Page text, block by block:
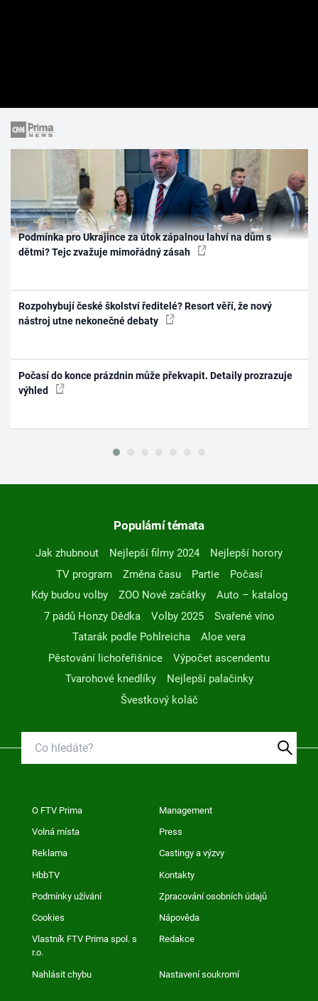
Podmínka pro Ukrajince za útok zápalnou lahví na dům s
dětmi? Tejc zvažuje mimořádný zásah
Rozpohybují české školství ředitelé? Resort věří, že nový
nástroj utne nekonečné debaty
Počasí do konce prázdnin může překvapit. Detaily prozrazuje
výhled
Populární témata
Jak zhubnout Nejlepší filmy 2024
Nejlepší horory
TV program
Změna času Partie
Počasí
Kdy budou volby
ZOO Nové začátky
Auto – katalog
7 pádů Honzy Dědka
Volby 2025
Svařené víno
Tatarák podle Pohlreicha
Aloe vera
Pěstování lichořeřišnice
Výpočet ascendentu
Tvarohové knedlíky
Nejlepší palačinky
Švestkový koláč
O FTV Prima Management
Volná místa Press
Reklama Castingy a výzvy
HbbTV Kontakty
Podmínky užívání Zpracování osobních údajů
Cookies Nápověda
Vlastník FTV Prima spol. s
r.o.
Redakce
Nahlásit chybu Nastavení soukromí